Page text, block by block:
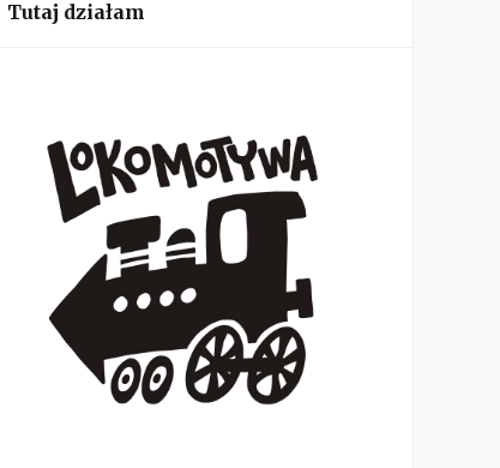
Tutaj działam